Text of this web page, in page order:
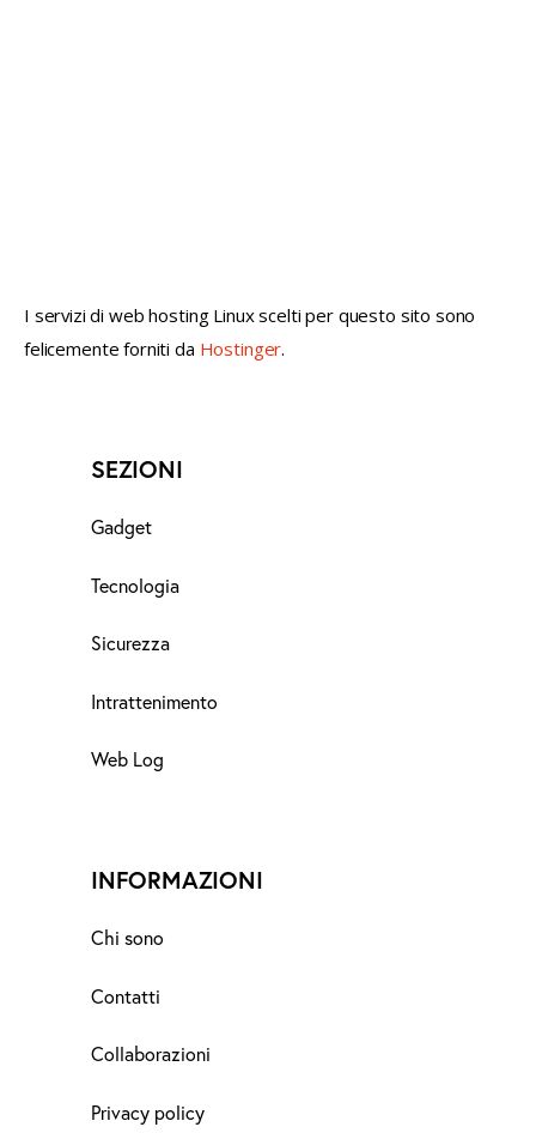
I servizi di web hosting Linux scelti per questo sito sono
felicemente forniti da Hostinger.
SEZIONI
Gadget
Tecnologia
Sicurezza
Intrattenimento
Web Log
INFORMAZIONI
Chi sono
Contatti
Collaborazioni
Privacy policy